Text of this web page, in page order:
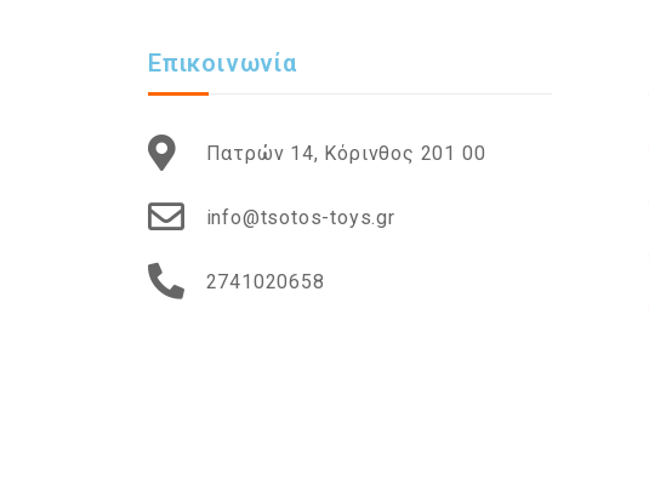
Επικοινωνία
Πατρών 14, Κόρινθος 201 00
info@tsotos-toys.gr
2741020658